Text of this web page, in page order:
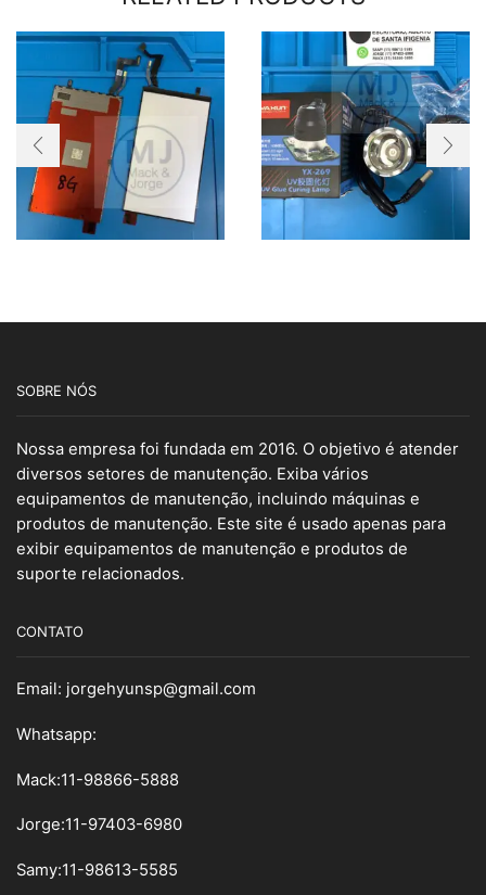
SOBRE NÓS
Nossa empresa foi fundada em 2016. O objetivo é atender
diversos setores de manutenção. Exiba vários
equipamentos de manutenção, incluindo máquinas e
produtos de manutenção. Este site é usado apenas para
exibir equipamentos de manutenção e produtos de
suporte relacionados.
CONTATO
Email: jorgehyunsp@gmail.com
Whatsapp:
Mack:11-98866-5888
Jorge:11-97403-6980
Samy:11-98613-5585